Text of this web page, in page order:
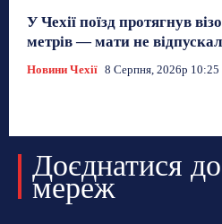
У Чехії поїзд протягнув
метрів — мати не
Новини Чехії 8 Серпня, 2026р 10:25
Доєднатися
мереж